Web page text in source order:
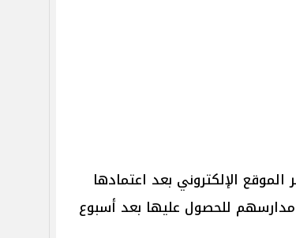
الإلكتروني بعد اعتمادها
مدارسهم للحصول عليها بعد أسبوع